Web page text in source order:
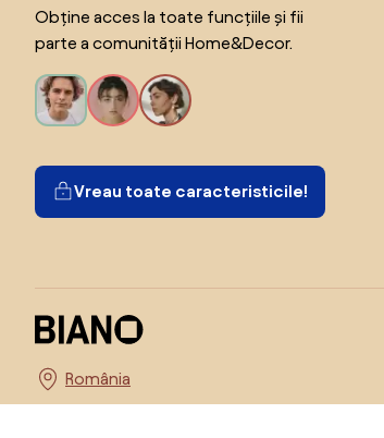
Obține acces la toate funcțiile și fii
parte a comunității Home&Decor.
Vreau toate caracteristicile!
Alege țara